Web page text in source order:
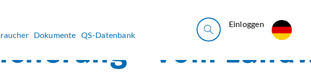
Dokumente QS-Datenbank
Ein­log­gen